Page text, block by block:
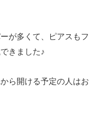
が多くて、ピアスもフ
きました♪
ら開ける予定の人はお